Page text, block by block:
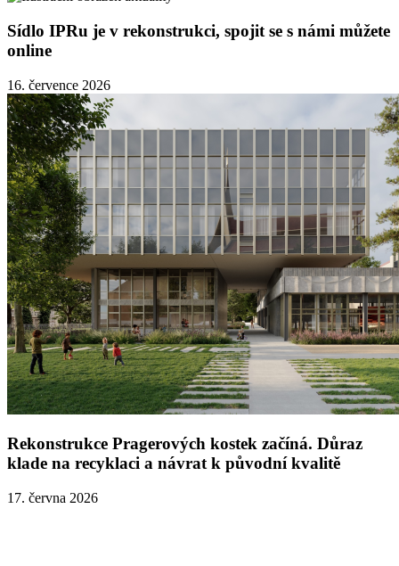
Sídlo IPRu je v rekonstrukci, spojit se s námi můžete
online
16. července 2026
Rekonstrukce Pragerových kostek začíná. Důraz
klade na recyklaci a návrat k původní kvalitě
17. června 2026